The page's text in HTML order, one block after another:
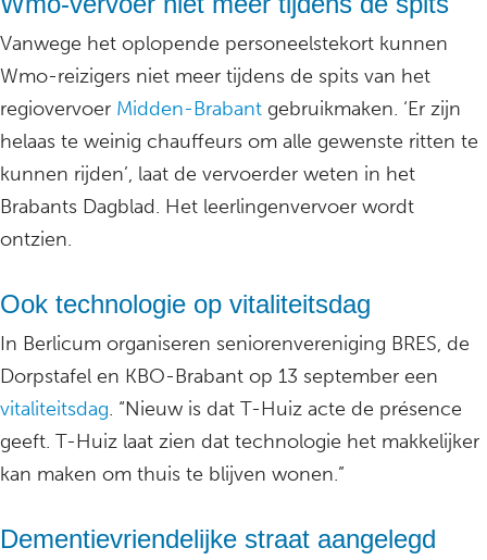
Vanwege het oplopende personeelstekort kunnen
Wmo-reizigers niet meer tijdens de spits van het
regiovervoer Midden-Brabant gebruikmaken. ‘Er zijn
helaas te weinig chauffeurs om alle gewenste ritten te
kunnen rijden’, laat de vervoerder weten in het
Brabants Dagblad. Het leerlingenvervoer wordt
ontzien.
Ook technologie op vitaliteitsdag
In Berlicum organiseren seniorenvereniging BRES, de
Dorpstafel en KBO-Brabant op 13 september een
vitaliteitsdag. “Nieuw is dat T-Huiz acte de présence
geeft. T-Huiz laat zien dat technologie het makkelijker
kan maken om thuis te blijven wonen.”
Dementievriendelijke straat aangelegd